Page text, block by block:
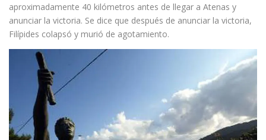
aproximadamente 40 kilómetros antes de llegar a Atenas y
anunciar la victoria. Se dice que después de anunciar la victoria,
Filípides colapsó y murió de agotamiento.